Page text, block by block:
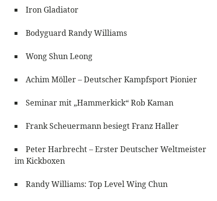
Iron Gladiator
Bodyguard Randy Williams
Wong Shun Leong
Achim Möller – Deutscher Kampfsport Pionier
Seminar mit „Hammerkick“ Rob Kaman
Frank Scheuermann besiegt Franz Haller
Peter Harbrecht – Erster Deutscher Weltmeister
im Kickboxen
Randy Williams: Top Level Wing Chun